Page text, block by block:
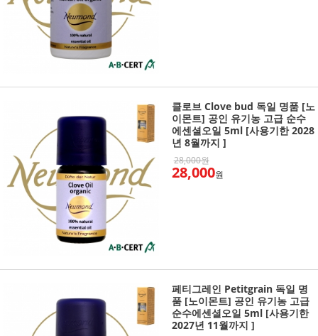
클로브 Clove bud 독일 명품 [노
이몬트] 공인 유기농 고급 순수
에센셜오일 5ml [사용기한 2028
년 8월까지 ]
28,000원
28,000원
페티그레인 Petitgrain 독일 명
품 [노이몬트] 공인 유기농 고급
순수에센셜오일 5ml [사용기한
2027년 11월까지 ]